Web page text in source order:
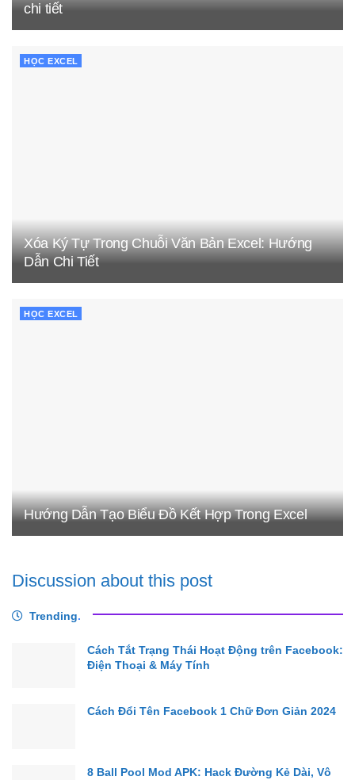
chi tiết
HỌC EXCEL
Xóa Ký Tự Trong Chuỗi Văn Bản Excel: Hướng
Dẫn Chi Tiết
HỌC EXCEL
Hướng Dẫn Tạo Biểu Đồ Kết Hợp Trong Excel
Discussion about this post
Trending.
Cách Tắt Trạng Thái Hoạt Động trên Facebook:
Điện Thoại & Máy Tính
Cách Đổi Tên Facebook 1 Chữ Đơn Giản 2024
8 Ball Pool Mod APK: Hack Đường Kẻ Dài, Vô